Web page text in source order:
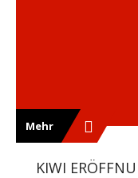
Mehr
KIWI